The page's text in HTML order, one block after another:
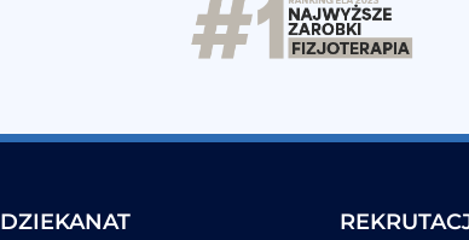
DZIEKANAT